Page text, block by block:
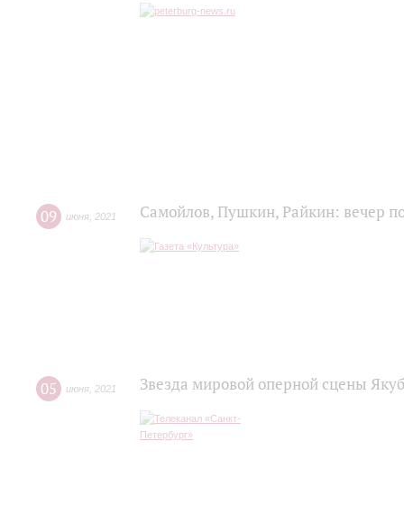
09 июня 2021 Самойлов, Пушкин, Райкин: вечер
05 июня 2021 Звезда мировой оперной сцены